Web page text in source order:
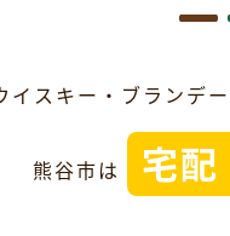
スキー・ブランデ
熊谷市は 宅配